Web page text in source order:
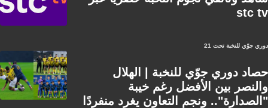
stc tv
دوري جوّي للنخبة تحت 21
حصاد دوري جوّي للنخبة | الهلال
والنصر بين الأفضل رغم خيبة
"الصدارة".. ونجم التعاون يغرد منفردًا